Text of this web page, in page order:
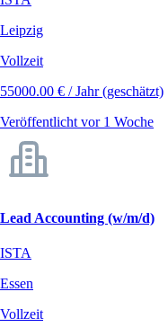
Leipzig
Vollzeit
55000.00 € / Jahr (geschätzt)
Veröffentlicht vor 1 Woche
Lead Accounting (w/m/d)
ISTA
Essen
Vollzeit